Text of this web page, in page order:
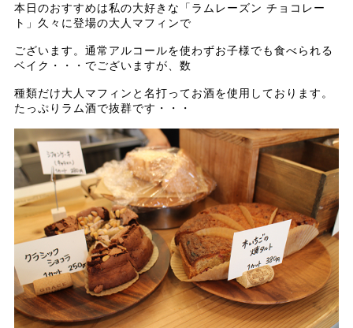
本日のおすすめは私の大好きな「ラムレーズン チョコレー
ト」久々に登場の大人マフィンで
ございます。通常アルコールを使わずお子様でも食べられる
ベイク・・・でございますが、数
種類だけ大人マフィンと名打ってお酒を使用しております。
たっぷりラム酒で抜群です・・・